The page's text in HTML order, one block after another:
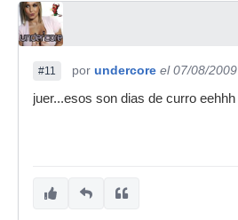
#11 por undercore el 07/08/2009
juer...esos son dias de curro eehhh